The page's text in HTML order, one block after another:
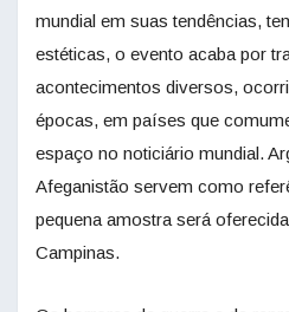
mundial em suas tendências,
estéticas, o evento acaba por
acontecimentos diversos,
épocas, em países que
espaço no noticiário mundial.
Afeganistão servem como
pequena amostra será
Campinas.